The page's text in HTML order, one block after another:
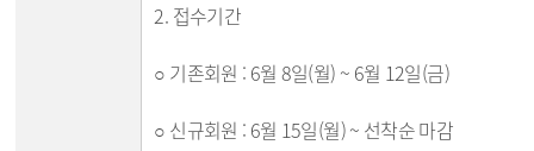
2. 접수기간
○ 기존회원 : 6월 8일(월) ~ 6월 12일(금)
○ 신규회원 : 6월 15일(월) ~ 선착순 마감